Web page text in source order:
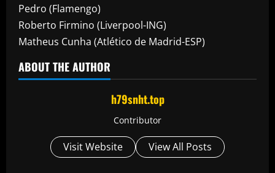
Pedro (Flamengo)
Roberto Firmino (Liverpool-ING)
Matheus Cunha (Atlético de Madrid-ESP)
ABOUT THE AUTHOR
h79snht.top
Contributor
Visit Website View All Posts